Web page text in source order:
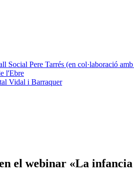
Social Pere Tarrés (en col·laboració
l'Ebre
Vidal i Barraquer
el webinar «La infancia